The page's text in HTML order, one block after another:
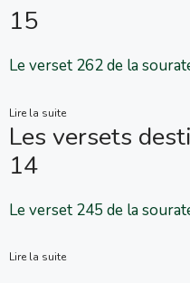
15
Lire la suite
Les versets
14
Lire la suite